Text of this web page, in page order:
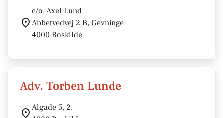
c/o. Axel Lund
Abbetvedvej 2 B, Gevninge
4000 Roskilde
Adv. Torben Lunde
Algade 5, 2.